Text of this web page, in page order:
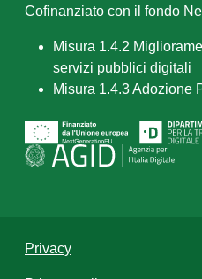
Cofinanziato con il fondo
Misura 1.4.2
servizi pubblici digitali
Misura 1.4.3 Adozione
Privacy